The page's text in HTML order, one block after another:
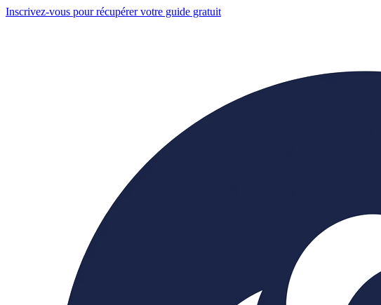
Inscrivez-vous pour récupérer votre guide gratuit